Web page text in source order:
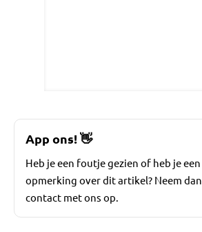
App ons!👋
Heb je een foutje gezien of heb je een
opmerking over dit artikel? Neem dan
contact met ons op.